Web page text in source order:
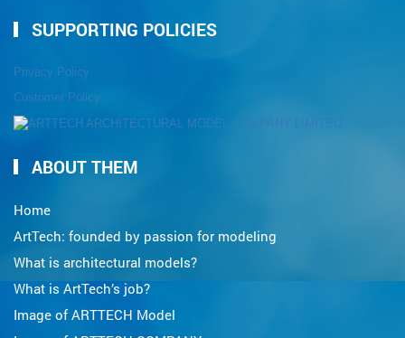
SUPPORTING POLICIES
Privacy Policy
Customer Policy
ABOUT THEM
Home
ArtTech: founded by passion for modeling
What is architectural models?
What is ArtTech’s job?
Image of ARTTECH Model